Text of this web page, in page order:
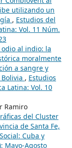
utilizando un
, Estudios del
Vol. 11 Núm.
odio al indio: la
moralmente
a sangre y
, Estudios
Latina: Vol. 10
Ramiro
del Cluster
de Santa Fe,
Cuba y
Mayo-Agosto